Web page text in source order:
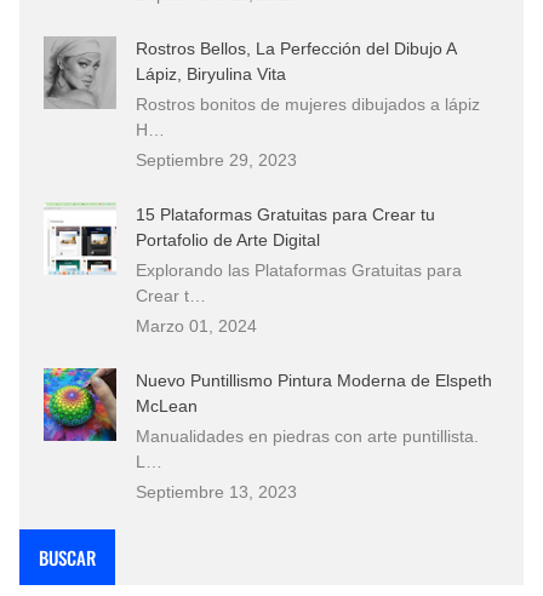
Rostros Bellos, La Perfección del Dibujo A
Lápiz, Biryulina Vita
Rostros bonitos de mujeres dibujados a lápiz
H…
Septiembre 29, 2023
15 Plataformas Gratuitas para Crear tu
Portafolio de Arte Digital
Explorando las Plataformas Gratuitas para
Crear t…
Marzo 01, 2024
Nuevo Puntillismo Pintura Moderna de Elspeth
McLean
Manualidades en piedras con arte puntillista.
L…
Septiembre 13, 2023
BUSCAR